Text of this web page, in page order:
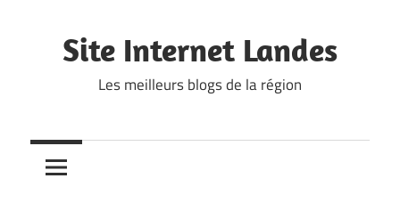
contentSite Internet Landes
Les meilleurs blogs de la région